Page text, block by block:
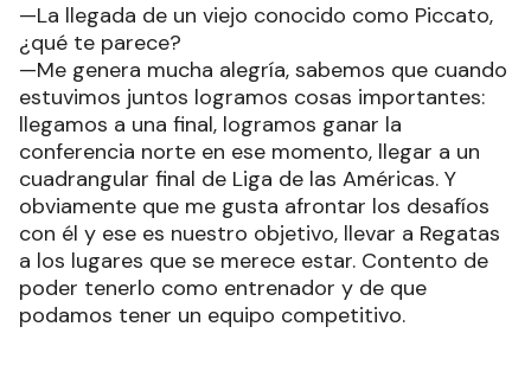
—La llegada de un viejo conocido como Piccato,
¿qué te parece?
—Me genera mucha alegría, sabemos que cuando
estuvimos juntos logramos cosas importantes:
llegamos a una final, logramos ganar la
conferencia norte en ese momento, llegar a un
cuadrangular final de Liga de las Américas. Y
obviamente que me gusta afrontar los desafíos
con él y ese es nuestro objetivo, llevar a Regatas
a los lugares que se merece estar. Contento de
poder tenerlo como entrenador y de que
podamos tener un equipo competitivo.